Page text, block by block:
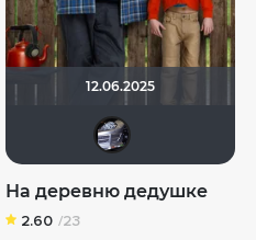
12.06.2025
На деревню дедушке
2.60 /23